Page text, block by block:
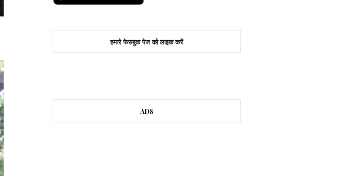
हमारे फेसबुक पेज को लाइक करें
ADS